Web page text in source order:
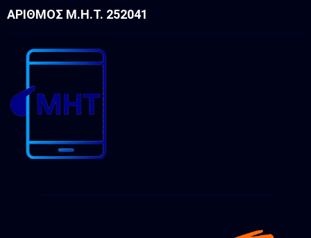
ΑΡΙΘΜΌΣ Μ.Η.Τ. 252041